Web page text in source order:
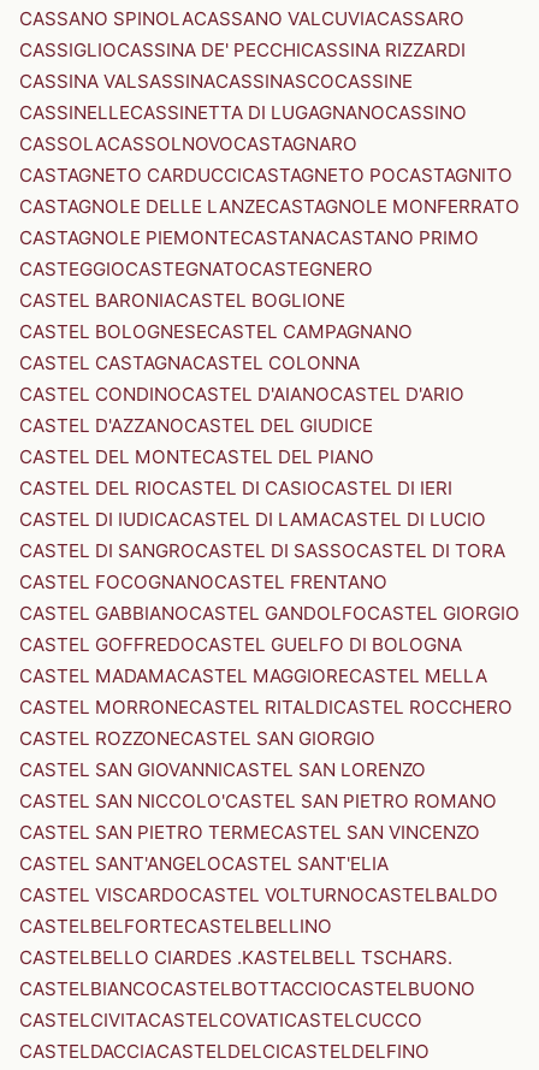
CASSANO SPINOLACASSANO VALCUVIACASSARO
CASSIGLIOCASSINA DE' PECCHICASSINA RIZZARDI
CASSINA VALSASSINACASSINASCOCASSINE
CASSINELLECASSINETTA DI LUGAGNANOCASSINO
CASSOLACASSOLNOVOCASTAGNARO
CASTAGNETO CARDUCCICASTAGNETO POCASTAGNITO
CASTAGNOLE DELLE LANZECASTAGNOLE MONFERRATO
CASTAGNOLE PIEMONTECASTANACASTANO PRIMO
CASTEGGIOCASTEGNATOCASTEGNERO
CASTEL BARONIACASTEL BOGLIONE
CASTEL BOLOGNESECASTEL CAMPAGNANO
CASTEL CASTAGNACASTEL COLONNA
CASTEL CONDINOCASTEL D'AIANOCASTEL D'ARIO
CASTEL D'AZZANOCASTEL DEL GIUDICE
CASTEL DEL MONTECASTEL DEL PIANO
CASTEL DEL RIOCASTEL DI CASIOCASTEL DI IERI
CASTEL DI IUDICACASTEL DI LAMACASTEL DI LUCIO
CASTEL DI SANGROCASTEL DI SASSOCASTEL DI TORA
CASTEL FOCOGNANOCASTEL FRENTANO
CASTEL GABBIANOCASTEL GANDOLFOCASTEL GIORGIO
CASTEL GOFFREDOCASTEL GUELFO DI BOLOGNA
CASTEL MADAMACASTEL MAGGIORECASTEL MELLA
CASTEL MORRONECASTEL RITALDICASTEL ROCCHERO
CASTEL ROZZONECASTEL SAN GIORGIO
CASTEL SAN GIOVANNICASTEL SAN LORENZO
CASTEL SAN NICCOLO'CASTEL SAN PIETRO ROMANO
CASTEL SAN PIETRO TERMECASTEL SAN VINCENZO
CASTEL SANT'ANGELOCASTEL SANT'ELIA
CASTEL VISCARDOCASTEL VOLTURNOCASTELBALDO
CASTELBELFORTECASTELBELLINO
CASTELBELLO CIARDES .KASTELBELL TSCHARS.
CASTELBIANCOCASTELBOTTACCIOCASTELBUONO
CASTELCIVITACASTELCOVATICASTELCUCCO
CASTELDACCIACASTELDELCICASTELDELFINO